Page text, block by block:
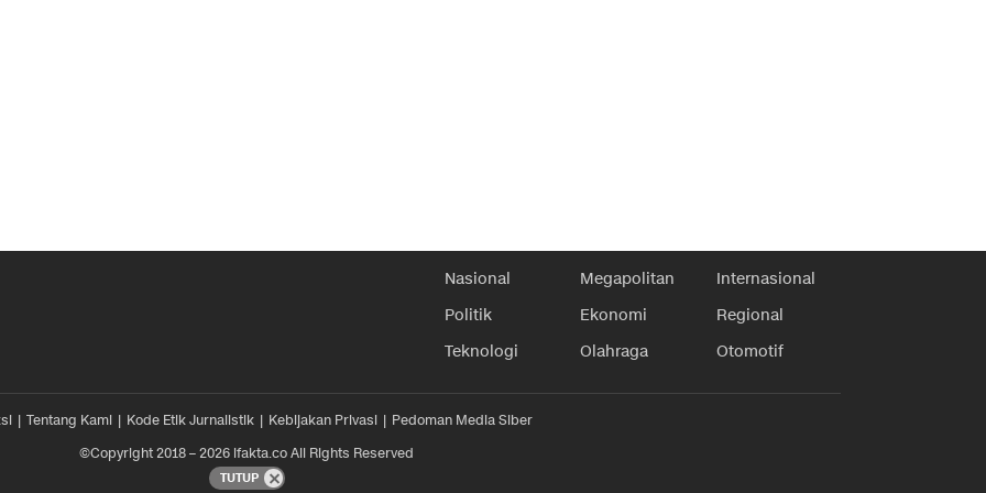
Nasional Megapolitan
Internasional
Politik
Ekonomi
Regional
Teknologi
Olahraga Otomotif
Tentang Kami Kode Etik Jurnalistik Kebijakan Privasi
Pedoman Media Siber
©Copyright 2018 – 2026 ifakta.co All Rights Reserved
TUTUP